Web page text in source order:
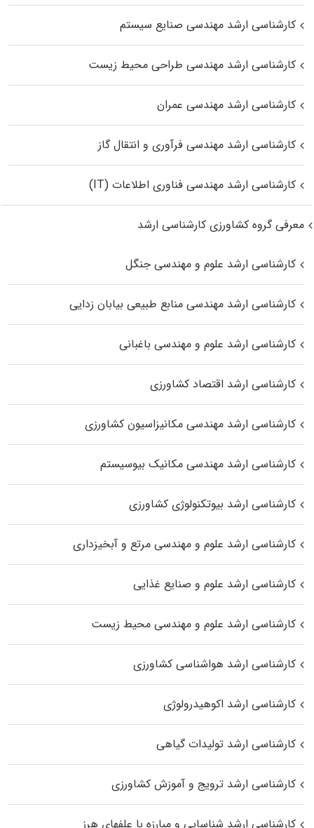
کارشناسی ارشد مهندسی صنایع سیستم
کارشناسی ارشد مهندسی طراحی محیط زیست
کارشناسی ارشد مهندسی عمران
کارشناسی ارشد مهندسی فرآوری و انتقال گاز
کارشناسی ارشد مهندسی فناوری اطلاعات (IT)
معرفی گروه کشاورزی کارشناسی ارشد
کارشناسی ارشد علوم و مهندسی جنگل
کارشناسی ارشد مهندسی منابع طبیعی بیابان زدایی
کارشناسی ارشد علوم و مهندسی باغبانی
کارشناسی ارشد اقتصاد کشاورزی
کارشناسی ارشد مهندسی مکانیزاسیون کشاورزی
کارشناسی ارشد مهندسی مکانیک بیوسیستم
کارشناسی ارشد بیوتکنولوژی کشاورزی
کارشناسی ارشد علوم و مهندسی مرتع و آبخیزداری
کارشناسی ارشد علوم و صنایع غذایی
کارشناسی ارشد علوم و مهندسی محیط زیست
کارشناسی ارشد هواشناسی کشاورزی
کارشناسی ارشد اکوهیدرولوژی
کارشناسی ارشد تولیدات گیاهی
کارشناسی ارشد ترویج و آموزش کشاورزی
کارشناسی ارشد شناسایی و مبارزه با علفهای هرز